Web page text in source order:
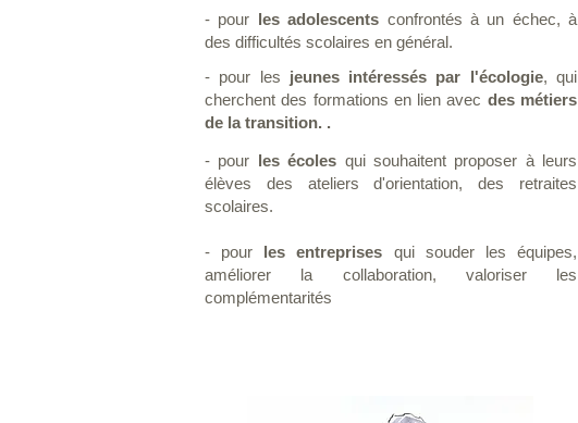
- pour les adolescents confrontés à un échec, à
des difficultés scolaires en général.
- pour les jeunes intéressés par l'écologie, qui
cherchent des formations en lien avec des métiers
de la transition. .
- pour les écoles qui souhaitent proposer à leurs
élèves des ateliers d'orientation, des retraites
scolaires.
- pour les entreprises qui souder les équipes,
améliorer la collaboration, valoriser les
complémentarités